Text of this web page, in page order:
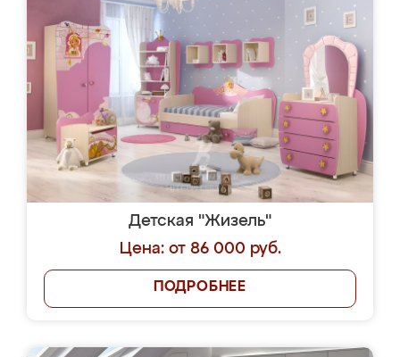
Детская "Жизель"
Цена: от 86 000 руб.
ПОДРОБНЕЕ